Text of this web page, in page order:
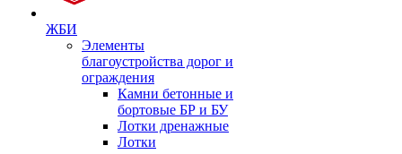
ЖБИ
Элементы
благоустройства дорог и
ограждения
Камни бетонные и
бортовые БР и БУ
Лотки дренажные
Лотки